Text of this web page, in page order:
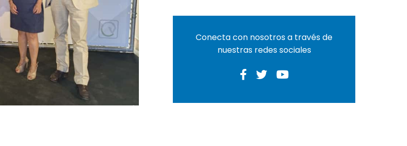
Conecta con nosotros a través de
nuestras redes sociales